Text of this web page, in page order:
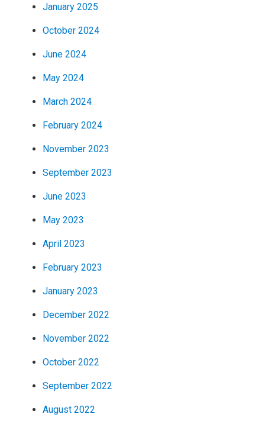
January 2025
October 2024
June 2024
May 2024
March 2024
February 2024
November 2023
September 2023
June 2023
May 2023
April 2023
February 2023
January 2023
December 2022
November 2022
October 2022
September 2022
August 2022